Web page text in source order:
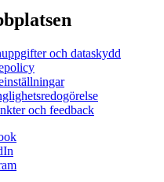
och dataskydd
och feedback